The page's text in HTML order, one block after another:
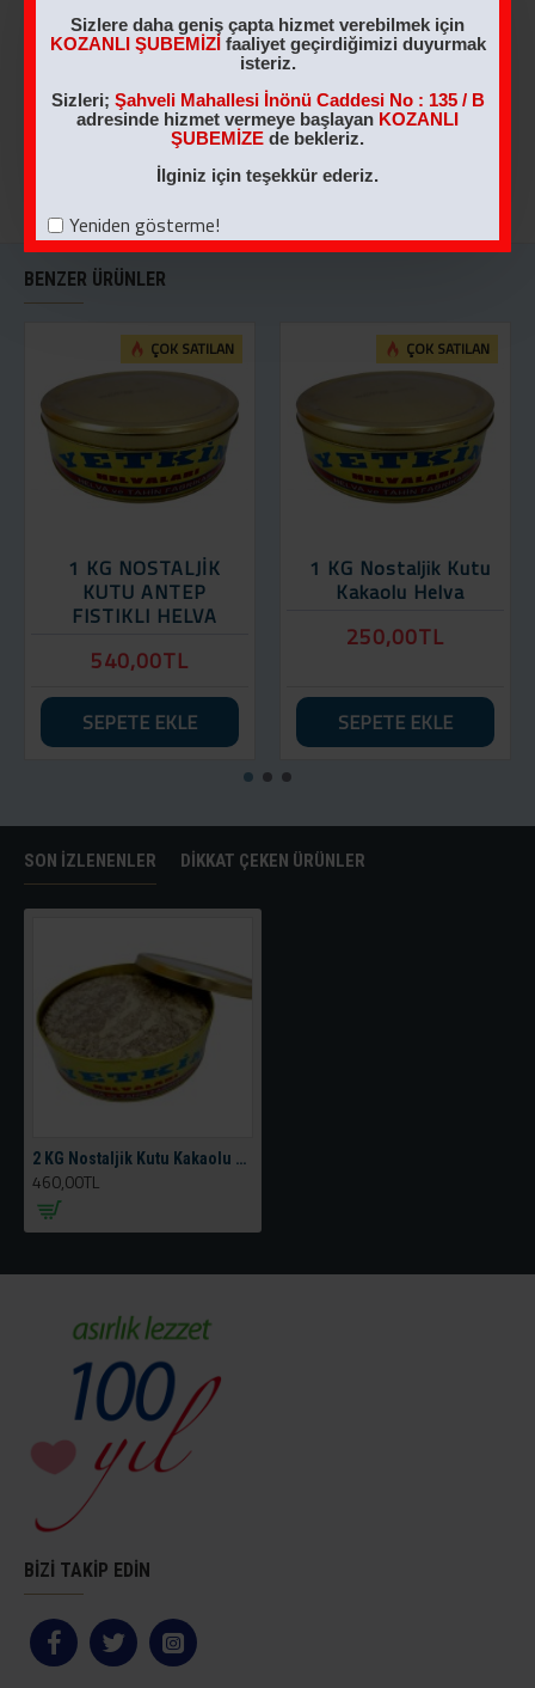
Sizlere daha geniş çapta hizmet verebilmek için
KOZANLI ŞUBEMİZİfaaliyet geçirdiğimizi duyurmak
isteriz.
Sizleri; Şahveli Mahallesi İnönü Caddesi No : 135 / B
adresinde hizmet vermeye başlayan KOZANLI
ŞUBEMİZE de bekleriz.
İlginiz için teşekkür ederiz.
Yeniden gösterme!
Sade Helva
SEPETE EKLE
KUTU ANTEP
FISTIKLI HELVA
540,00TL
SEPETE EKLE
BENZER ÜRÜNLER
ÇOK SATILAN
1 KG NOSTALJİK
KUTU ANTEP
FISTIKLI HELVA
540,00TL
SEPETE EKLE
ÇOK SATILAN
1 KG Nostaljik Kutu
Kakaolu Helva
250,00TL
SEPETE EKLE
SON İZLENENLER DIKKAT ÇEKEN ÜRÜNLER
2 KG Nostaljik Kutu Kakaolu Helva
460,00TL
BİZİ TAKİP EDİN